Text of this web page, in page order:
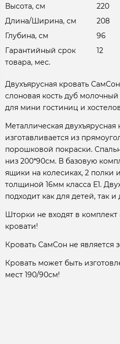
Высота, см
220
Длина/Ширина, см
208
Глубина, см
96
Гарантийный срок
товара, мес.
12
Двухъярусная кровать
слоновая кость дуб
для мини гостиниц и
Металлическая
изготавливается из
порошковой покраски.
низ 200*90см. В базовую
ящики на колесиках, 2
толщиной 16мм класса Е1.
подходит как для детей, так и
Шторки не входят в
кровати!
Кровать СамСон не является
Кровать может быть
мест 190/90см!